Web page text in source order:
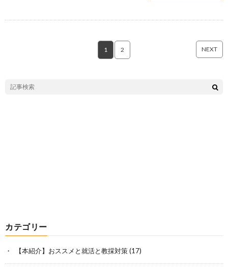
1 2 NEXT
カテゴリー
【本紹介】おススメと就活と教採対策(17)